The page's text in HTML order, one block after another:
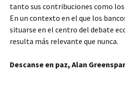
tanto sus contribuciones como
En un contexto en el que los
situarse en el centro del debate
resulta más relevante que nunca.
Descanse en paz, Alan